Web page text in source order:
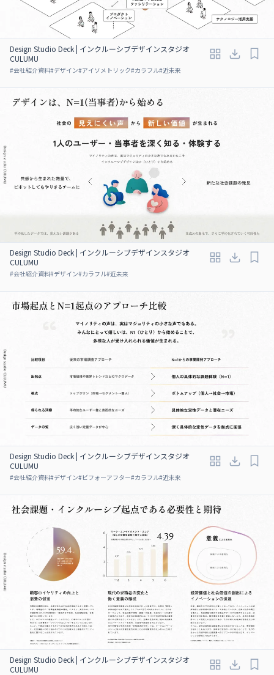
Design Studio Deck | インクルーシブデザインスタジオ
CULUMU
#会社紹介資料#デザイン#アイソメトリック#カラフル#近未来
Design Studio Deck | インクルーシブデザインスタジオ
CULUMU
#会社紹介資料#デザイン#カラフル#近未来
Design Studio Deck | インクルーシブデザインスタジオ
CULUMU
#会社紹介資料#デザイン#ビフォーアフター#カラフル#近未来
Design Studio Deck | インクルーシブデザインスタジオ
CULUMU